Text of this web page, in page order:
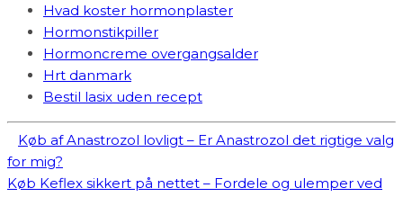
Hvad koster hormonplaster
Hormonstikpiller
Hormoncreme overgangsalder
Hrt danmark
Bestil lasix uden recept
Køb af Anastrozol lovligt – Er Anastrozol det rigtige valg
for mig?
Køb Keflex sikkert på nettet – Fordele og ulemper ved